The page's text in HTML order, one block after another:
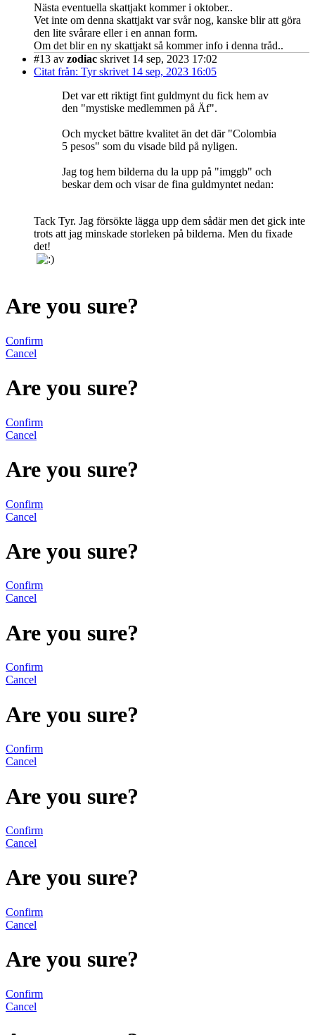
Nästa eventuella skattjakt kommer i oktober..
Vet inte om denna skattjakt var svår nog, kanske blir att göra
den lite svårare eller i en annan form.
Om det blir en ny skattjakt så kommer info i denna tråd..
#13 av zodiac skrivet 14 sep, 2023 17:02
Citat från: Tyr skrivet 14 sep, 2023 16:05
Det var ett riktigt fint guldmynt du fick hem av
den "mystiske medlemmen på Äf".
Och mycket bättre kvalitet än det där "Colombia
5 pesos" som du visade bild på nyligen.
Jag tog hem bilderna du la upp på "imggb" och
beskar dem och visar de fina guldmyntet nedan:
Tack Tyr. Jag försökte lägga upp dem sådär men det gick inte
trots att jag minskade storleken på bilderna. Men du fixade
det!
Are you sure?
Confirm
Cancel
Are you sure?
Confirm
Cancel
Are you sure?
Confirm
Cancel
Are you sure?
Confirm
Cancel
Are you sure?
Confirm
Cancel
Are you sure?
Confirm
Cancel
Are you sure?
Confirm
Cancel
Are you sure?
Confirm
Cancel
Are you sure?
Confirm
Cancel